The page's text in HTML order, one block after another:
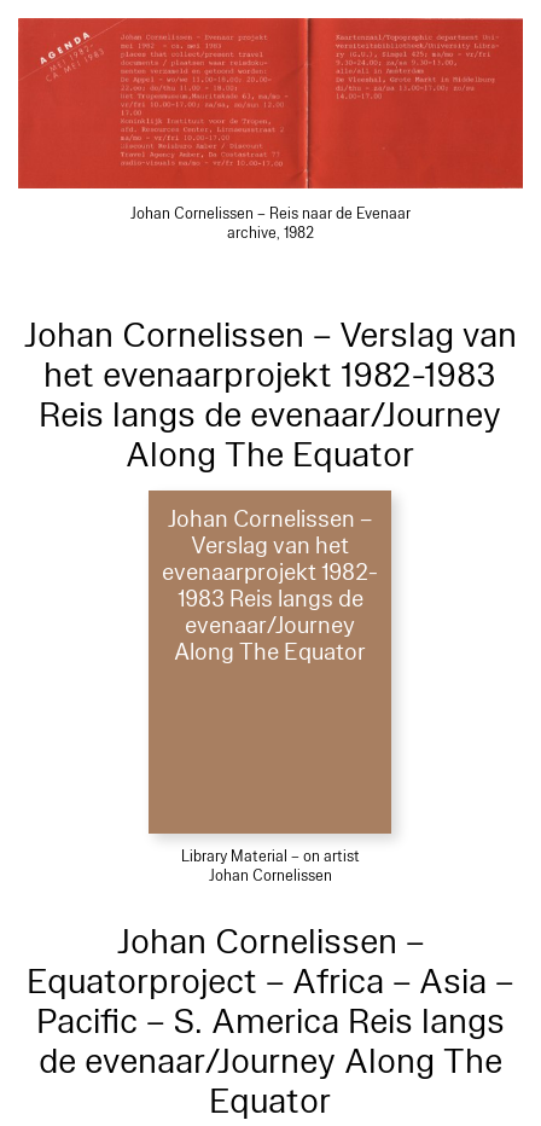
Johan Cornelissen – Reis naar de Evenaar
archive, 1982
Johan Cornelissen – Verslag van
het evenaarprojekt 1982-1983
Reis langs de evenaar/Journey
Along The Equator
Johan Cornelissen –
Verslag van het
evenaarprojekt 1982-
1983 Reis langs de
evenaar/Journey
Along The Equator
Library Material – on artist
Johan Cornelissen
Johan Cornelissen –
Equatorproject – Africa – Asia –
Pacific – S. America Reis langs
de evenaar/Journey Along The
Equator